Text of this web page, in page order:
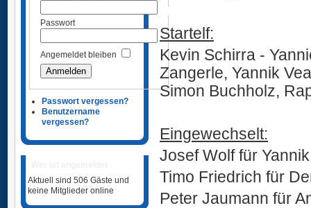
Passwort
Angemeldet bleiben
Passwort vergessen?
Benutzername
vergessen?
Aktuell sind 506 Gäste und
keine Mitglieder online
Ü
Startelf:
Kevin Schirra -
Zangerle, Yannik
Simon Buchholz,
Eingewechselt:
Josef Wolf für
Timo Friedrich für
Peter Jaumann für